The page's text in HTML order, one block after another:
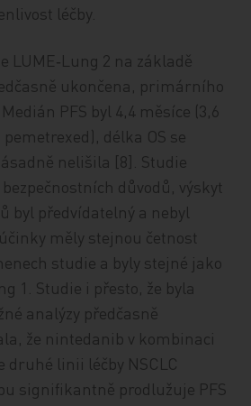
léčby.
LUME‑Lung 2 na základě
ukončena, primárního
PFS byl 4,4 měsíce (3,6
délka OS se
nelišila [8]. Studie
důvodů, výskyt
byl předvídatelný a nebyl
měly stejnou četnost
studie a byly stejné jako
1. Studie i přesto, že byla
analýzy předčasně
že nintedanib v kombinaci
druhé linii léčby NSCLC
signifikantně prodlužuje PFS